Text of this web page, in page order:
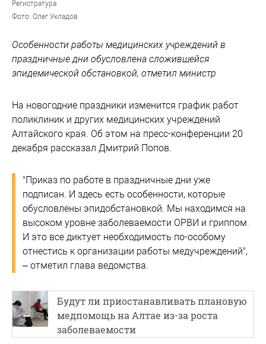
Регистратура
Фото: Олег Укладов
Особенности работы медицинских учреждений в
праздничные дни обусловлена сложившейся
эпидемической обстановкой, отметил министр
На новогодние праздники изменится график работ
поликлиник и других медицинских учреждений
Алтайского края. Об этом на пресс-конференции 20
декабря рассказал Дмитрий Попов.
"Приказ по работе в праздничные дни уже
подписан. И здесь есть особенности, которые
обусловлены эпидобстановкой. Мы находимся на
высоком уровне заболеваемости ОРВИ и гриппом.
И это все диктует необходимость по-особому
отнестись к организации работы медучреждений",
– отметил глава ведомства.
Будут ли приостанавливать плановую
медпомощь на Алтае из-за роста
заболеваемости